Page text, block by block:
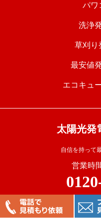
パワ
洗浄
草刈り
最安値
エコキュ
太陽光発
自信を持って
営業時